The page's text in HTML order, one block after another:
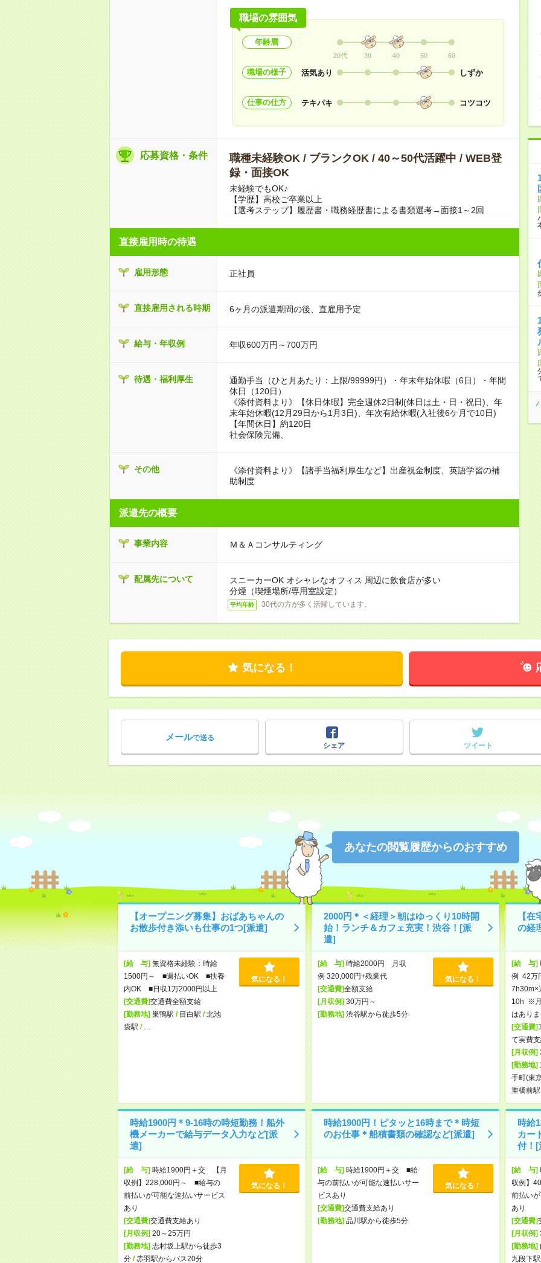
職場の雰囲気
年齢層
20代 30 40 50 60
職場の様子 活気あり しずか
仕事の仕方 テキパキ コツコツ
応募資格・条件
職種未経験OK / ブランクOK / 40～50代活躍中 / WEB登
録・面接OK
未経験でもOK♪
【学歴】高校ご卒業以上
【選考ステップ】履歴書・職務経歴書による書類選考→面接1～2回
直接雇用時の待遇
雇用形態 正社員
直接雇用される時期 6ヶ月の派遣期間の後、直雇用予定
給与・年収例 年収600万円～700万円
待遇・福利厚生
通勤手当（ひと月あたり：上限/99999円）・年末年始休暇（6日）・年間
休日（120日）
《添付資料より》【休日休暇】完全週休2日制(休日は土・日・祝日)、年
末年始休暇(12月29日から1月3日)、年次有給休暇(入社後6ケ月で10日)
【年間休日】約120日
社会保険完備、
その他
《添付資料より》【諸手当福利厚生など】出産祝金制度、英語学習の補
助制度
派遣先の概要
事業内容 Ｍ＆Ａコンサルティング
配属先について
スニーカーOK オシャレなオフィス 周辺に飲食店が多い
分煙（喫煙場所/専用室設定）
平均年齢 30代の方が多く活躍しています。
[
[
[
[
[
[
気になる！
メールで送る
シェア
ツイート
あなたの閲覧履歴からのおすすめ
【オープニング募集】おばあちゃんの
お散歩付き添いも仕事の1つ[派遣]
[給 与]無資格未経験：時給
1500円～ ■週払いOK ■扶養
内OK ■日収1万2000円以上
[交通費]交通費全額支給
[勤務地]巣鴨駅 / 目白駅 /北池
袋駅 /
気になる！
2000円＊＜経理＞朝はゆっくり10時開
始！ランチ＆カフェ充実！渋谷！[派
遣]
[給 与]時給2000円 月収
例 320,000円+残業代
[交通費]全額支給
[月収例]30万円～
[勤務地]渋谷駅から徒歩5分
気になる！
【
の経
[給 与]
例 42万
7h30m×
10h ※月
はあり
[交通費]
て実費
[月収例]
[勤務地]
手町(東
重橋前駅
時給1900円＊9-16時の時短勤務！船外
機メーカーで給与データ入力など[派
遣]
[給 与]時給1900円＋交 【月
収例】228,000円～ ■給与の
前払いが可能な速払いサービス
あり
[交通費]交通費支給あり
[月収例]20～25万円
[勤務地]志村坂上駅から徒歩3
分/赤羽駅からバス20分
気になる！
時給1900円！ピタッと16時まで＊時短
のお仕事＊船積書類の確認など[派遣]
[給 与]時給1900円＋交 ■給
与の前払いが可能な速払いサー
ビスあり
[交通費]交通費支給あり
[勤務地]品川駅から徒歩5分
気になる！
時給
カー
付！[
[給 与]
収例】
前払い
あり
[交通費]
[月収例]
[勤務地]
九段下